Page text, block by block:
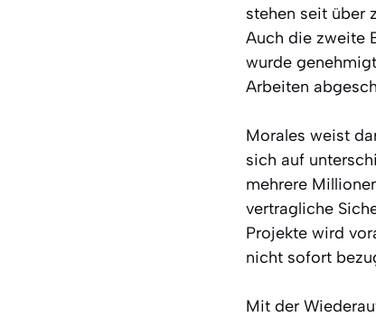
stehen seit über
Auch die zweite
wurde
Arbeiten
Morales weist
sich auf
mehrere
vertragliche
Projekte wird
nicht sofort
Mit der